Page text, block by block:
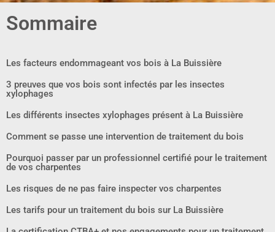
Sommaire
Les facteurs endommageant vos bois à La Buissière
3 preuves que vos bois sont infectés par les insectes
xylophages
Les différents insectes xylophages présent à La Buissière
Comment se passe une intervention de traitement du bois
Pourquoi passer par un professionnel certifié pour le traitement
de vos charpentes
Les risques de ne pas faire inspecter vos charpentes
Les tarifs pour un traitement du bois sur La Buissière